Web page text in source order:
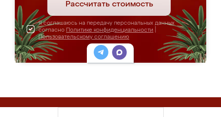
Рассчитать стоимость
Я соглашаюсь на передачу персональных данных
согласно Политике конфиденциальности
Пользовательскому соглашению